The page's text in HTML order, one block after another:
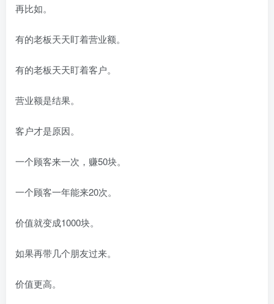
再比如。
有的老板天天盯着营业额。
有的老板天天盯着客户。
营业额是结果。
客户才是原因。
一个顾客来一次，赚50块。
一个顾客一年能来20次。
价值就变成1000块。
如果再带几个朋友过来。
价值更高。